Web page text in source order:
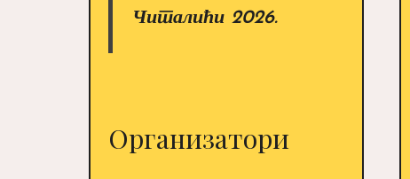
Читалићи 2026.
Организатори